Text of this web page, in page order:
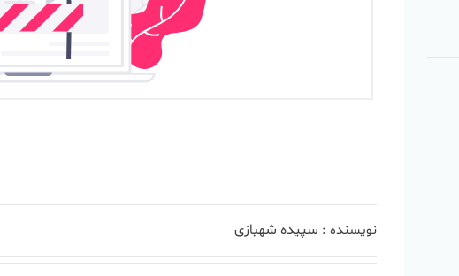
نویسنده : سپیده شهبازی